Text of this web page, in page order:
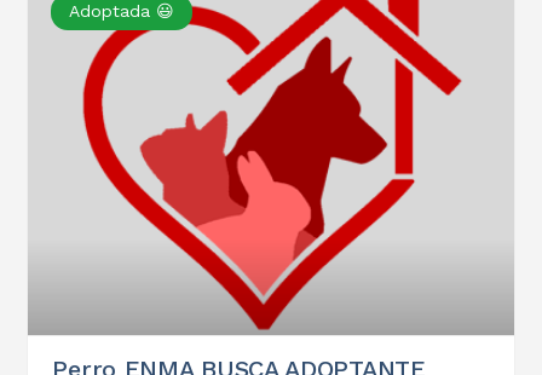
Adoptada 😃
Perro ENMA BUSCA ADOPTANTE